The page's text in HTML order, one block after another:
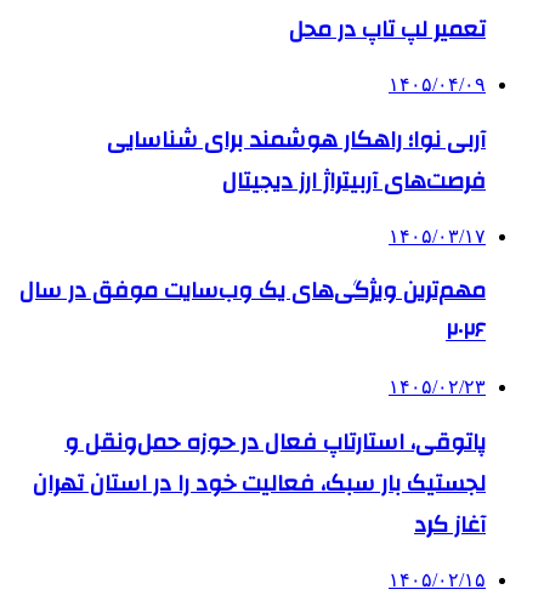
تعمیر لپ تاپ در محل
۱۴۰۵/۰۴/۰۹
آربی نوا؛ راهکار هوشمند برای شناسایی
فرصت‌های آربیتراژ ارز دیجیتال
۱۴۰۵/۰۳/۱۷
مهم‌ترین ویژگی‌های یک وب‌سایت موفق در سال
۲۰۲۶
۱۴۰۵/۰۲/۲۳
پاتوقی، استارتاپ فعال در حوزه حمل‌ونقل و
لجستیک بار سبک، فعالیت خود را در استان تهران
آغاز کرد
۱۴۰۵/۰۲/۱۵